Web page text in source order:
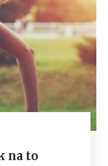
na to